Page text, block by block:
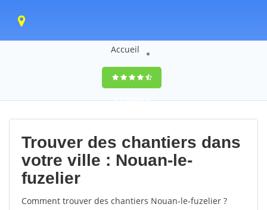
Accueil
9,5(100%)0
votes
Trouver des chantiers dans
votre ville : Nouan-le-
fuzelier
Comment trouver des chantiers Nouan-le-fuzelier ?